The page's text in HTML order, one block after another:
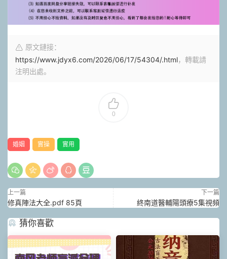
原文鏈接：
https://www.jdyx6.com/2026/06/17/54304/.html，轉載請
注明出處。
0
婚姻 實操 實用
上一篇
修真陣法大全.pdf 85頁
下一篇
終南道醫輔陽頭療5集視頻
猜你喜歡